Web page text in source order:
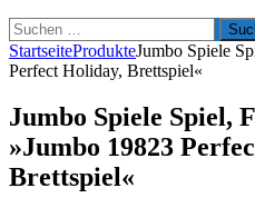
Suchen
nach:
StartseiteProdukteJumbo Spiele
Perfect Holiday, Brettspiel«
Jumbo Spiele Spiel,
»Jumbo 19823
Brettspiel«